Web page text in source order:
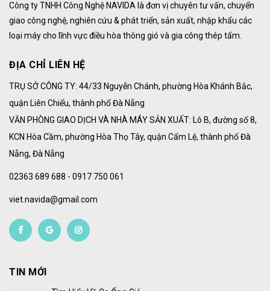
Công ty TNHH Công Nghệ NAVIDA là đơn vị chuyên tư vấn, chuyển
giao công nghệ, nghiên cứu & phát triển, sản xuất, nhập khẩu các
loại máy cho lĩnh vực điều hòa thông gió và gia công thép tấm.
ĐỊA CHỈ LIÊN HỆ
TRỤ SỞ CÔNG TY: 44/33 Nguyễn Chánh, phường Hòa Khánh Bắc,
quận Liên Chiểu, thành phố Đà Nẵng
VĂN PHÒNG GIAO DỊCH VÀ NHÀ MÁY SẢN XUẤT: Lô B, đường số 8,
KCN Hòa Cầm, phường Hòa Thọ Tây, quận Cẩm Lệ, thành phố Đà
Nẵng, Đà Nẵng
02363 689 688 - 0917 750 061
viet.navida@gmail.com
TIN MỚI